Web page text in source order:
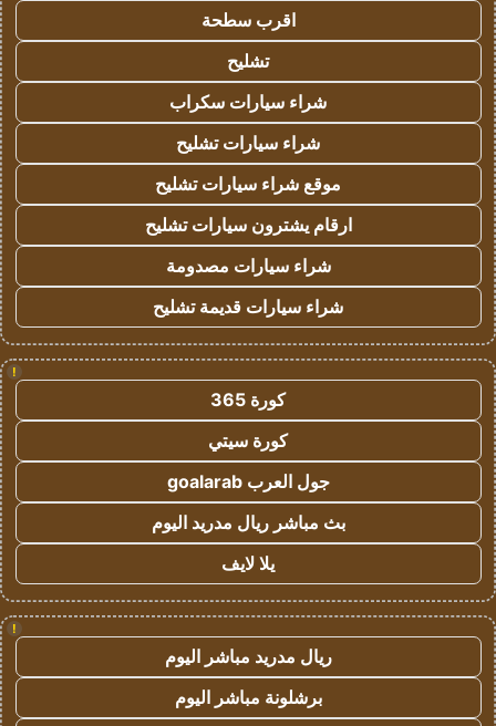
اقرب سطحة
تشليح
شراء سيارات سكراب
شراء سيارات تشليح
موقع شراء سيارات تشليح
ارقام يشترون سيارات تشليح
شراء سيارات مصدومة
شراء سيارات قديمة تشليح
!
كورة 365
كورة سيتي
جول العرب goalarab
بث مباشر ريال مدريد اليوم
يلا لايف
!
ريال مدريد مباشر اليوم
برشلونة مباشر اليوم